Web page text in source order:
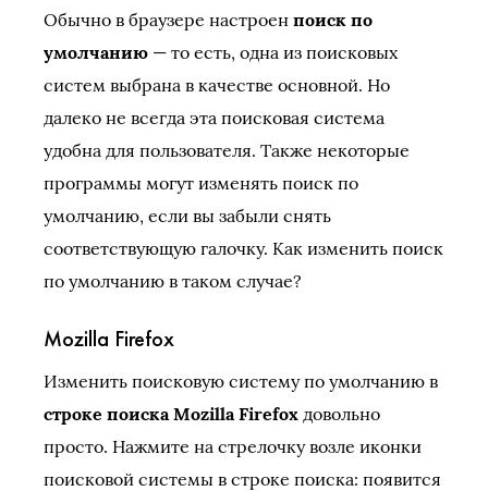
Обычно в браузере настроен поиск по
умолчанию — то есть, одна из поисковых
систем выбрана в качестве основной. Но
далеко не всегда эта поисковая система
удобна для пользователя. Также некоторые
программы могут изменять поиск по
умолчанию, если вы забыли снять
соответствующую галочку. Как изменить поиск
по умолчанию в таком случае?
Mozilla Firefox
Изменить поисковую систему по умолчанию в
строке поиска Mozilla Firefox довольно
просто. Нажмите на стрелочку возле иконки
поисковой системы в строке поиска: появится